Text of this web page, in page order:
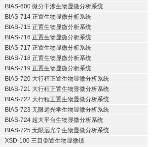
BIAS-600 微分干涉生物显微分析系统
BIAS-714 正置生物显微分析系统
BIAS-715 正置生物显微分析系统
BIAS-716 正置生物显微分析系统
BIAS-717 正置生物显微分析系统
BIAS-718 正置生物显微分析系统
BIAS-719 正置生物显微分析系统
BIAS-720 大行程正置生物显微分析系统
BIAS-721 大行程正置生物显微分析系统
BIAS-722 大行程正置生物显微分析系统
BIAS-723 无限远光学生物显微分析系统
BIAS-724 超大平台生物显微分析系统
BIAS-725 无限远光学生物显微分析系统
XSD-100 三目倒置生物显微镜